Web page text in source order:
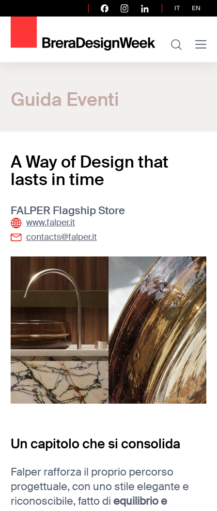
IT EN
Guida Eventi
A Way of Design that lasts in time
Guida Eventi
A Way of Design that
lasts in time
FALPER Flagship Store
www.falper.it
contacts@falper.it
Un capitolo che si consolida
Falper rafforza il proprio percorso
progettuale, con uno stile elegante e
riconoscibile, fatto diequilibrio e